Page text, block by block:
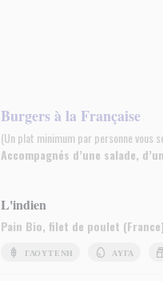
Burgers à la Française
(Un plat minimum par personne vous
Accompagnés d’une salade,
L'indien
Pain Bio, filet de poulet
ΓΛΟΥΤΈΝΗ ΑΥΓΆ